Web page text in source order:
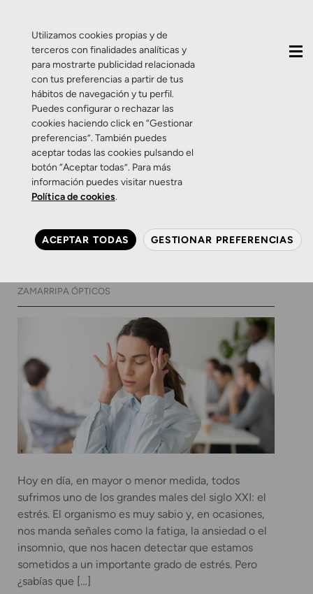
Etiqueta:dolencias
auditivas
Zamarripa
¿El estrés repercute en
nuestra salud auditiva?
ZAMARRIPA ÓPTICOS
Hoy en día, en mayor o menor medida, todos
sufrimos uno de los grandes males del siglo XXI: el
estrés. El organismo es muy sabio y, en ocasiones,
nos manda señales como la fatiga, la ansiedad o el
insomnio, que nos hacen detectar que estamos
sometidos a un importante grado de estrés. Pero
¿sabías que […]
Utilizamos cookies propias y de
terceros con finalidades analíticas y
para mostrarte publicidad relacionada
con tus preferencias a partir de tus
hábitos de navegación y tu perfil.
Puedes configurar o rechazar las
cookies haciendo click en “Gestionar
preferencias”. También puedes
aceptar todas las cookies pulsando el
botón “Aceptar todas”. Para más
información puedes visitar nuestra
Política de cookies.
ACEPTAR TODAS GESTIONAR PREFERENCIAS